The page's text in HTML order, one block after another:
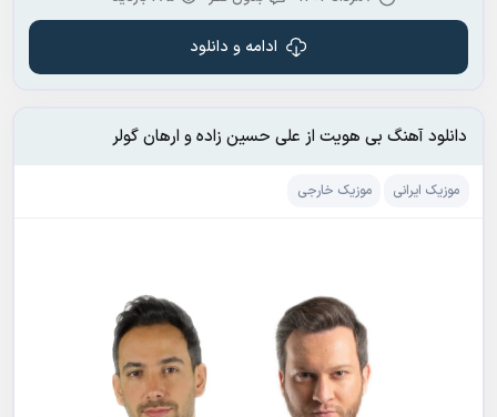
ادامه و دانلود
دانلود آهنگ بی هویت از علی حسین زاده و ارهان گولر
موزیک ایرانی موزیک خارجی